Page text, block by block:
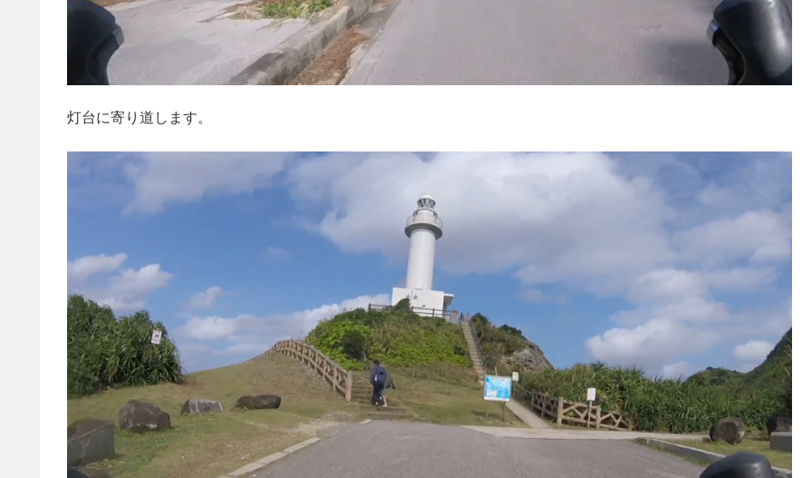
灯台に寄り道します。